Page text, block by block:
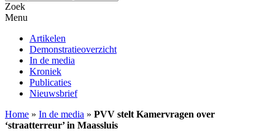
Zoek
Menu
Artikelen
Demonstratieoverzicht
In de media
Kroniek
Publicaties
Nieuwsbrief
Home » In de media » PVV stelt Kamervragen over
‘straatterreur’ in Maassluis